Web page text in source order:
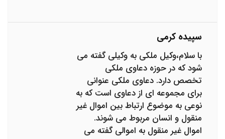
سپیده کرمی
با سلام،وکیل ملکی به وکیلی گفته می
شود که در حوزه دعاوی ملکی
تخصص دارد. دعاوی ملکی عنوانی
برای مجموعه ای از دعاوی است که به
نوعی به موضوع ارتباط بین اموال غیر
منقول و انسان مربوط می شوند.
اموال غیر منقول به اموالی گفته می